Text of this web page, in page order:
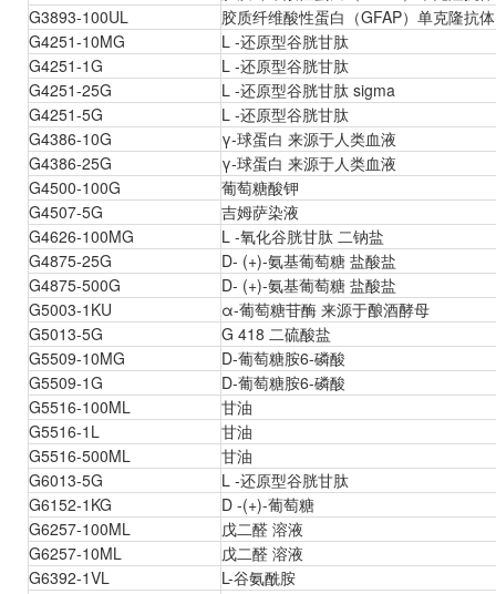
G3893-100UL
胶质纤维酸性蛋白（GFAP）单克隆抗
G4251-10MG
L -还原型谷胱甘肽
G4251-1G
L -还原型谷胱甘肽
G4251-25G
L -还原型谷胱甘肽 sigma
G4251-5G
L -还原型谷胱甘肽
G4386-10G
γ-球蛋白 来源于人类血液
G4386-25G
γ-球蛋白 来源于人类血液
G4500-100G
葡萄糖酸钾
G4507-5G
吉姆萨染液
G4626-100MG
L -氧化谷胱甘肽 二钠盐
G4875-25G
D- (+)-氨基葡萄糖 盐酸盐
G4875-500G
D- (+)-氨基葡萄糖 盐酸盐
G5003-1KU
α-葡萄糖苷酶 来源于酿酒酵母
G5013-5G
G 418 二硫酸盐
G5509-10MG
D-葡萄糖胺6-磷酸
G5509-1G
D-葡萄糖胺6-磷酸
G5516-100ML
甘油
G5516-1L
甘油
G5516-500ML
甘油
G6013-5G
L -还原型谷胱甘肽
G6152-1KG
D -(+)-葡萄糖
G6257-100ML
戊二醛 溶液
G6257-10ML
戊二醛 溶液
G6392-1VL
L-谷氨酰胺